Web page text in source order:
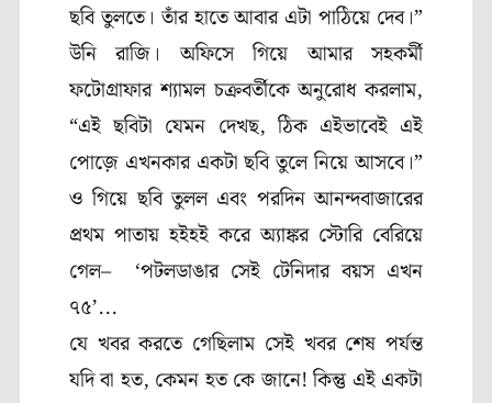
ছবি তুলতে। তাঁর হাতে আবার এটা পাঠিয়ে দেব।”
উনি রাজি। অফিসে গিয়ে আমার সহকর্মী
ফটোগ্রাফার শ্যামল চক্রবর্তীকে অনুরোধ করলাম,
“এই ছবিটা যেমন দেখছ,ঠিক এইভাবেই এই
পোজ়ে এখনকার একটা ছবি তুলে নিয়ে আসবে।”
ও গিয়ে ছবি তুলল এবং পরদিন আনন্দবাজারের
প্রথম পাতায় হইহই করে অ্যাঙ্কর স্টোরি বেরিয়ে
গেল– ‘পটলডাঙার সেই টেনিদার বয়স এখন
৭৫’...
যে খবর করতে গেছিলাম সেই খবর শেষ পর্যন্ত
যদি বা হত, কেমন হত কে জানে! কিন্তু এই একটা